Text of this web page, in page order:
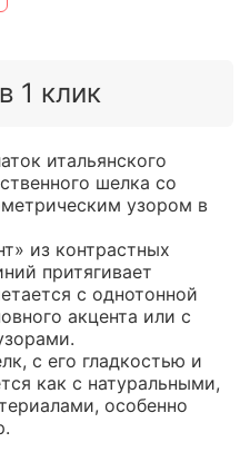
1 клик
итальянского
шелка со
узором в
из контрастных
притягивает
с однотонной
акцента или с
с его гладкостью и
как с натуральными,
особенно